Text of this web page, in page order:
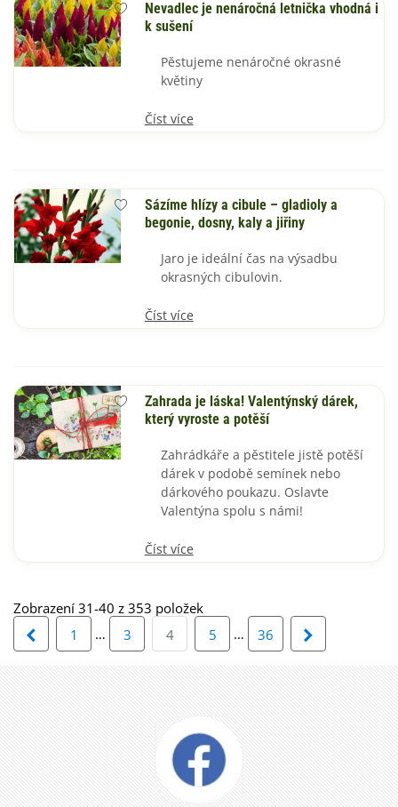
Nevadlec je nenáročná letnička vhodná i
k sušení
Pěstujeme nenáročné okrasné
květiny
Číst více
Sázíme hlízy a cibule – gladioly a
begonie, dosny, kaly a jiřiny
Jaro je ideální čas na výsadbu
okrasných cibulovin.
Číst více
Zahrada je láska! Valentýnský dárek,
který vyroste a potěší
Zahrádkáře a pěstitele jistě potěší
dárek v podobě semínek nebo
dárkového poukazu. Oslavte
Valentýna spolu s námi!
Číst více
Zobrazení 31-40 z 353 položek
Předchozí
1 … 3 4 5 … 36